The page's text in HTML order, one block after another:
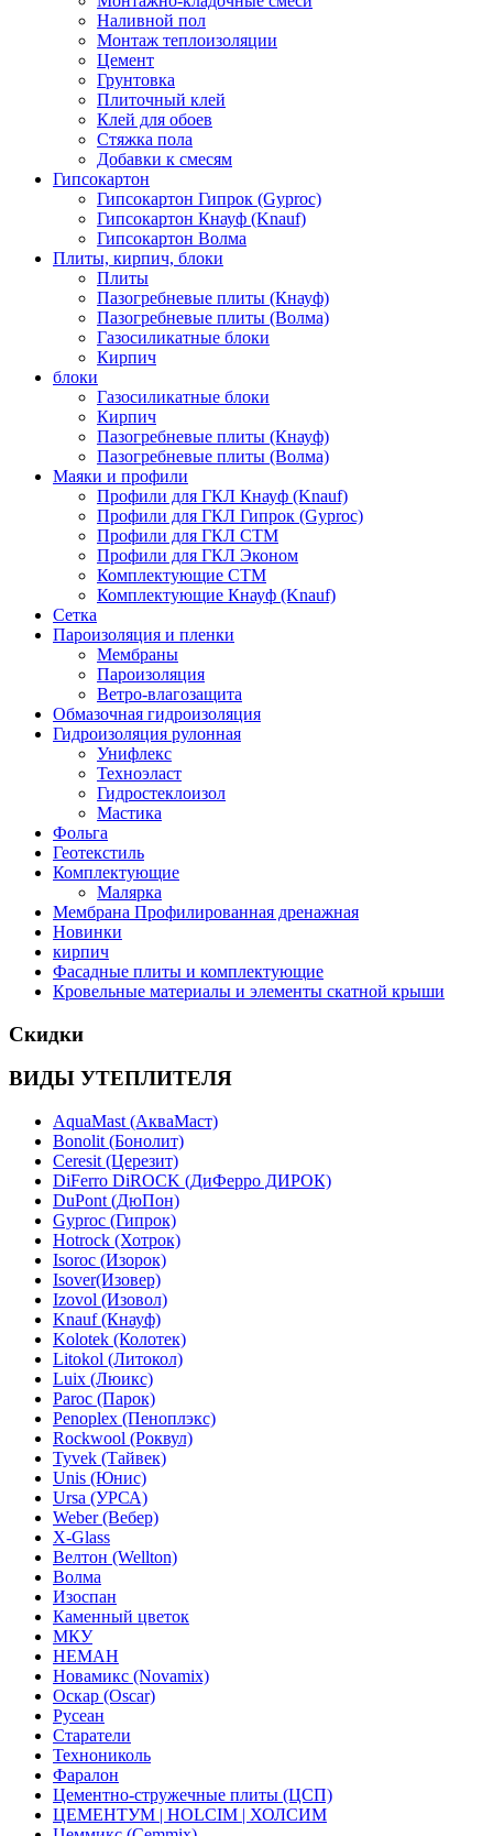
Наливной пол
Монтаж теплоизоляции
Цемент
Грунтовка
Плиточный клей
Клей для обоев
Стяжка пола
Добавки к смесям
Гипсокартон
Гипсокартон Гипрок (Gyproc)
Гипсокартон Кнауф (Knauf)
Гипсокартон Волма
Плиты, кирпич, блоки
Плиты
Пазогребневые плиты (Кнауф)
Пазогребневые плиты (Волма)
Газосиликатные блоки
Кирпич
блоки
Газосиликатные блоки
Кирпич
Пазогребневые плиты (Кнауф)
Пазогребневые плиты (Волма)
Маяки и профили
Профили для ГКЛ Кнауф (Knauf)
Профили для ГКЛ Гипрок (Gyproc)
Профили для ГКЛ СТМ
Профили для ГКЛ Эконом
Комплектующие СТМ
Комплектующие Кнауф (Knauf)
Сетка
Пароизоляция и пленки
Мембраны
Пароизоляция
Ветро-влагозащита
Обмазочная гидроизоляция
Гидроизоляция рулонная
Унифлекс
Техноэласт
Гидростеклоизол
Мастика
Фольга
Геотекстиль
Комплектующие
Малярка
Мембрана Профилированная дренажная
Новинки
кирпич
Фасадные плиты и комплектующие
Кровельные материалы и элементы скатной крыши
Скидки
ВИДЫ УТЕПЛИТЕЛЯ
AquaMast (АкваМаст)
Bonolit (Бонолит)
Ceresit (Церезит)
DiFerro DiROCK (ДиФерро ДИРОК)
DuPont (ДюПон)
Gyproc (Гипрок)
Hotrock (Хотрок)
Isoroc (Изорок)
Isover(Изовер)
Izovol (Изовол)
Knauf (Кнауф)
Kolotek (Колотек)
Litokol (Литокол)
Luix (Люикс)
Paroc (Парок)
Penoplex (Пеноплэкс)
Rockwool (Роквул)
Tyvek (Тайвек)
Unis (Юнис)
Ursa (УРСА)
Weber (Вебер)
X-Glass
Велтон (Wellton)
Волма
Изоспан
Каменный цветок
МКУ
НЕМАН
Новамикс (Novamix)
Оскар (Oscar)
Русеан
Старатели
Технониколь
Фаралон
Цементно-стружечные плиты (ЦСП)
ЦЕМЕНТУМ | HOLCIM | ХОЛСИМ